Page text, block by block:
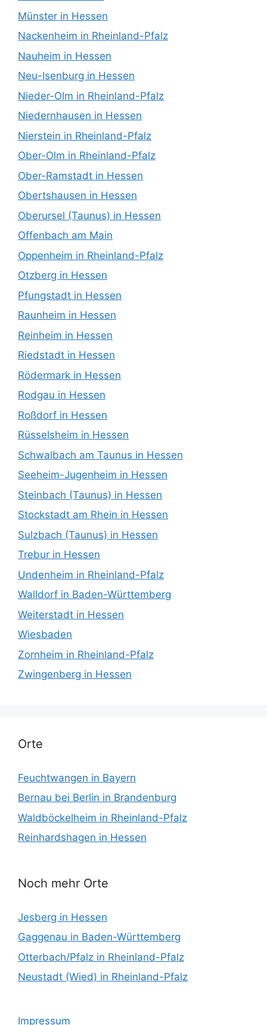
Münster in Hessen
Nackenheim in Rheinland-Pfalz
Nauheim in Hessen
Neu-Isenburg in Hessen
Nieder-Olm in Rheinland-Pfalz
Niedernhausen in Hessen
Nierstein in Rheinland-Pfalz
Ober-Olm in Rheinland-Pfalz
Ober-Ramstadt in Hessen
Obertshausen in Hessen
Oberursel (Taunus) in Hessen
Offenbach am Main
Oppenheim in Rheinland-Pfalz
Otzberg in Hessen
Pfungstadt in Hessen
Raunheim in Hessen
Reinheim in Hessen
Riedstadt in Hessen
Rödermark in Hessen
Rodgau in Hessen
Roßdorf in Hessen
Rüsselsheim in Hessen
Schwalbach am Taunus in Hessen
Seeheim-Jugenheim in Hessen
Steinbach (Taunus) in Hessen
Stockstadt am Rhein in Hessen
Sulzbach (Taunus) in Hessen
Trebur in Hessen
Undenheim in Rheinland-Pfalz
Walldorf in Baden-Württemberg
Weiterstadt in Hessen
Wiesbaden
Zornheim in Rheinland-Pfalz
Zwingenberg in Hessen
Orte
Feuchtwangen in Bayern
Bernau bei Berlin in Brandenburg
Waldböckelheim in Rheinland-Pfalz
Reinhardshagen in Hessen
Noch mehr Orte
Jesberg in Hessen
Gaggenau in Baden-Württemberg
Otterbach/Pfalz in Rheinland-Pfalz
Neustadt (Wied) in Rheinland-Pfalz
Impressum